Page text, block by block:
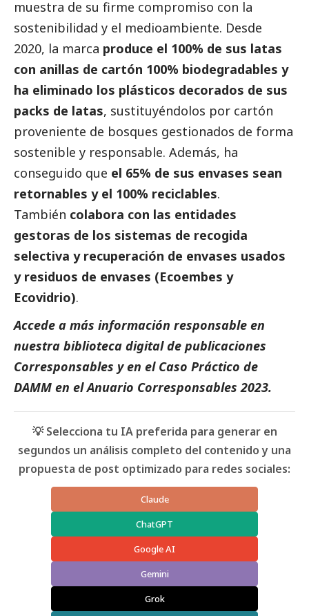
muestra de su firme compromiso con la
sostenibilidad y el medioambiente. Desde
2020, la marca produce el 100% de sus latas
con anillas de cartón 100% biodegradables y
ha eliminado los plásticos decorados de sus
packs de latas, sustituyéndolos por cartón
proveniente de bosques gestionados de forma
sostenible y responsable. Además, ha
conseguido que el 65% de sus envases sean
retornables y el 100% reciclables.
También colabora con las entidades
gestoras de los sistemas de recogida
selectiva y recuperación de envases usados
y residuos de envases (Ecoembes y
Ecovidrio).
Accede a más información responsable en
nuestra biblioteca digital de publicaciones
Corresponsables y en el Caso Práctico de
DAMM en elAnuario Corresponsables 2023.
💡 Selecciona tu IA preferida para generar en
segundos un análisis completo del contenido y una
propuesta de post optimizado para redes sociales:
Claude
ChatGPT
Google AI
Gemini
Grok